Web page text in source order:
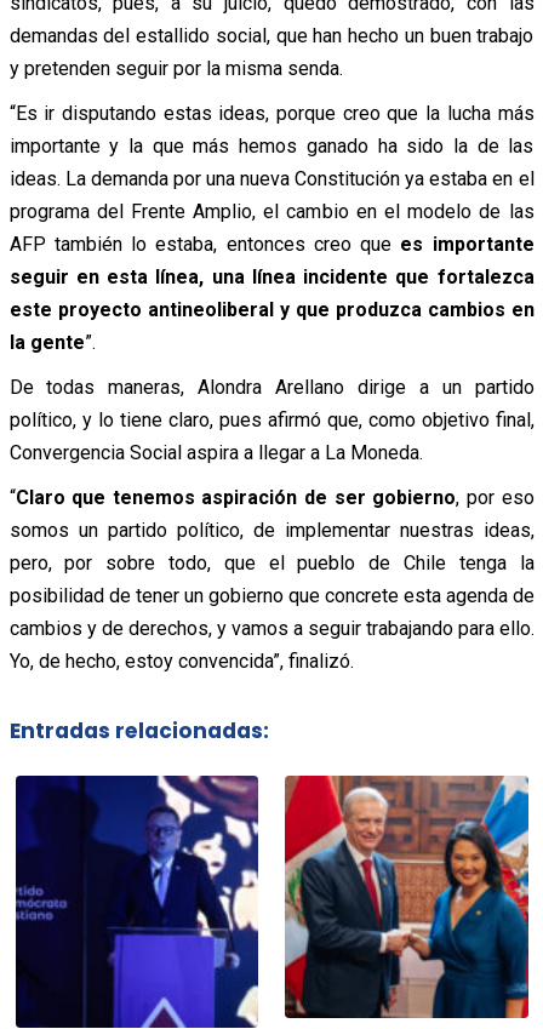
demandas del estallido social, que han hecho un buen trabajo
y pretenden seguir por la misma senda.
“Es ir disputando estas ideas, porque creo que la lucha más
importante y la que más hemos ganado ha sido la de las
ideas. La demanda por una nueva Constitución ya estaba en el
programa del Frente Amplio, el cambio en el modelo de las
AFP también lo estaba, entonces creo que es importante
seguir en esta línea, una línea incidente que fortalezca
este proyecto antineoliberal y que produzca cambios en
la gente”.
De todas maneras, Alondra Arellano dirige a un partido
político, y lo tiene claro, pues afirmó que, como objetivo final,
Convergencia Social aspira a llegar a La Moneda.
“Claro que tenemos aspiración de ser gobierno, por eso
somos un partido político, de implementar nuestras ideas,
pero, por sobre todo, que el pueblo de Chile tenga la
posibilidad de tener un gobierno que concrete esta agenda de
cambios y de derechos, y vamos a seguir trabajando para ello.
Yo, de hecho, estoy convencida”, finalizó.
Entradas relacionadas: